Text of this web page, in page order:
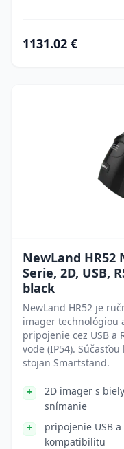
1131.02 €
NewLand HR52
Serie, 2D, USB,
black
NewLand HR52 je
imager technológiou
pripojenie cez USB a
vode (IP54).
stojan Smartstand.
2D imager s
snímanie
pripojenie USB
kompatibilitu